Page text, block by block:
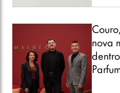
nova